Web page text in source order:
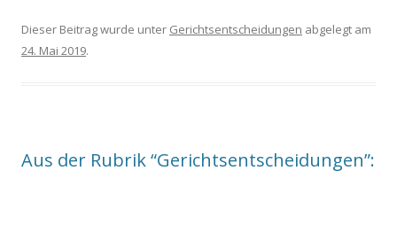
Dieser Beitrag wurde unter Gerichtsentscheidungen abgelegt am
24. Mai 2019.
Aus der Rubrik “Gerichtsentscheidungen”: